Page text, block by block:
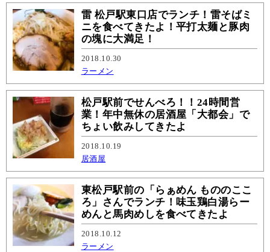
雷 松戸駅東口店でランチ！雷そばミ
ニを食べてきたよ！平打太麺と豚肉
の塊に大満足！
2018.10.30
ラーメン
松戸駅前でせんべろ！！24時間営
業！年中無休の居酒屋「大都会」で
ちょい飲みしてきたよ
2018.10.19
居酒屋
東松戸駅前の「らぁめん もののここ
ろ」さんでランチ！味玉鶏白湯らー
めんと馬肉めしを食べてきたよ
2018.10.12
ラーメン